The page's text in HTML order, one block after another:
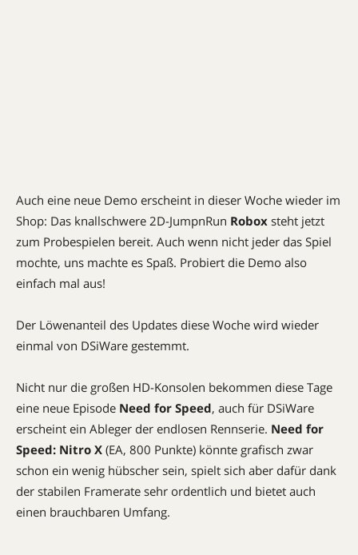
Auch eine neue Demo erscheint in dieser Woche wieder im
Shop: Das knallschwere 2D-JumpnRun Robox steht jetzt
zum Probespielen bereit. Auch wenn nicht jeder das Spiel
mochte, uns machte es Spaß. Probiert die Demo also
einfach mal aus!
Der Löwenanteil des Updates diese Woche wird wieder
einmal von DSiWare gestemmt.
Nicht nur die großen HD-Konsolen bekommen diese Tage
eine neue Episode Need for Speed, auch für DSiWare
erscheint ein Ableger der endlosen Rennserie. Need for
Speed: Nitro X (EA, 800 Punkte) könnte grafisch zwar
schon ein wenig hübscher sein, spielt sich aber dafür dank
der stabilen Framerate sehr ordentlich und bietet auch
einen brauchbaren Umfang.